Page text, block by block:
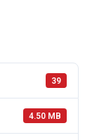
39
4.50 MB